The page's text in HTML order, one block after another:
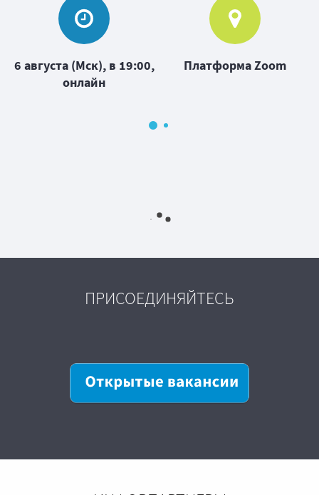
6 августа (Мск), в 19:00,
онлайн
Платформа Zoom
ПРИСОЕДИНЯЙТЕСЬ